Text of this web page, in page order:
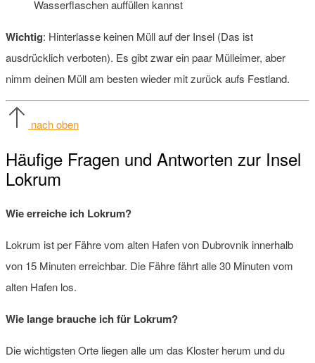
Wasserflaschen auffüllen kannst
Wichtig: Hinterlasse keinen Müll auf der Insel (Das ist
ausdrücklich verboten). Es gibt zwar ein paar Mülleimer, aber
nimm deinen Müll am besten wieder mit zurück aufs Festland.
nach oben
Häufige Fragen und Antworten zur Insel
Lokrum
Wie erreiche ich Lokrum?
Lokrum ist per Fähre vom alten Hafen von Dubrovnik innerhalb
von 15 Minuten erreichbar. Die Fähre fährt alle 30 Minuten vom
alten Hafen los.
Wie lange brauche ich für Lokrum?
Die wichtigsten Orte liegen alle um das Kloster herum und du